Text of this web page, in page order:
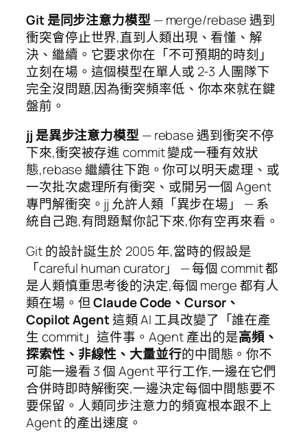
Git 是同步注意力模型— merge/rebase 遇到
衝突會停止世界,直到人類出現、看懂、解
決、繼續。它要求你在「不可預期的時刻」
立刻在場。這個模型在單人或 2-3 人團隊下
完全沒問題,因為衝突頻率低、你本來就在鍵
盤前。
jj 是異步注意力模型— rebase 遇到衝突不停
下來,衝突被存進 commit 變成一種有效狀
態,rebase 繼續往下跑。你可以明天處理、或
一次批次處理所有衝突、或開另一個 Agent
專門解衝突。jj 允許人類「異步在場」 — 系
統自己跑,有問題幫你記下來,你有空再來看。
Git 的設計誕生於 2005 年,當時的假設是
「careful human curator」 — 每個 commit 都
是人類慎重思考後的決定,每個 merge 都有人
類在場。但Claude Code、Cursor、
Copilot Agent這類 AI 工具改變了「誰在產
生 commit」這件事。Agent 產出的是高頻、
探索性、非線性、大量並行的中間態。你不
可能一邊看 3 個 Agent 平行工作,一邊在它們
合併時即時解衝突,一邊決定每個中間態要不
要保留。人類同步注意力的頻寬根本跟不上
Agent 的產出速度。